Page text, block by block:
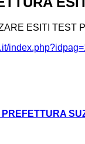
ESITI TEST